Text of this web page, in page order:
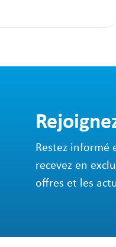
Restez informé
recevez en
offres et les